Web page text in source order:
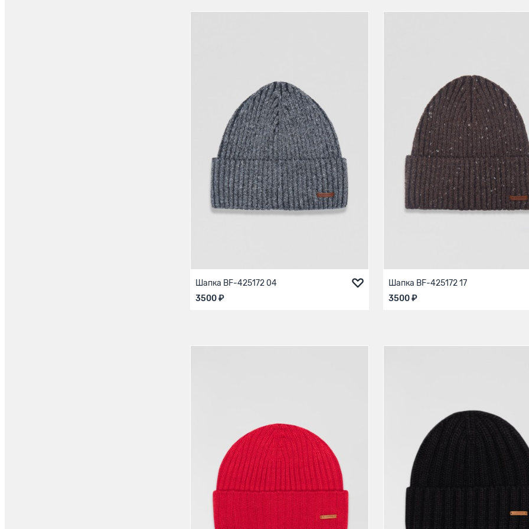
Шапка BF-425172 04
3500 ₽
Шапка BF-425172 17
3500 ₽